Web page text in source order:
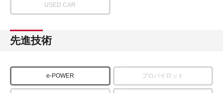
USED CAR
先進技術
e-POWER プロパイロット